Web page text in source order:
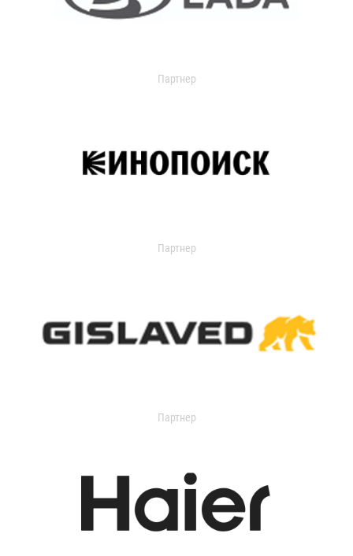
Партнер
Партнер
Партнер